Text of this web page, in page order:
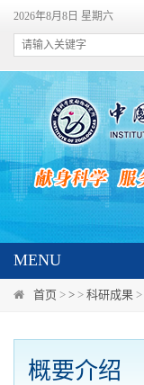
2026年8月8日 星期六
MENU
首页 > > > 科研成果 >
概要介绍